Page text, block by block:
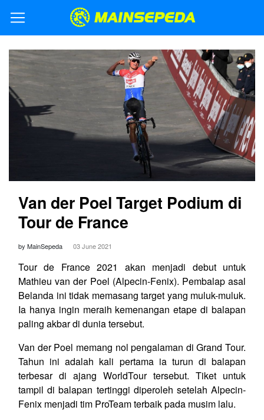
Van der Poel Target Podium di
Tour de France
by MainSepeda 03 June 2021
Tour de France 2021 akan menjadi debut untuk
Mathieu van der Poel (Alpecin-Fenix). Pembalap asal
Belanda ini tidak memasang target yang muluk-muluk.
Ia hanya ingin meraih kemenangan etape di balapan
paling akbar di dunia tersebut.
Van der Poel memang nol pengalaman di Grand Tour.
Tahun ini adalah kali pertama ia turun di balapan
terbesar di ajang WorldTour tersebut. Tiket untuk
tampil di balapan tertinggi diperoleh setelah Alpecin-
Fenix menjadi tim ProTeam terbaik pada musim lalu.